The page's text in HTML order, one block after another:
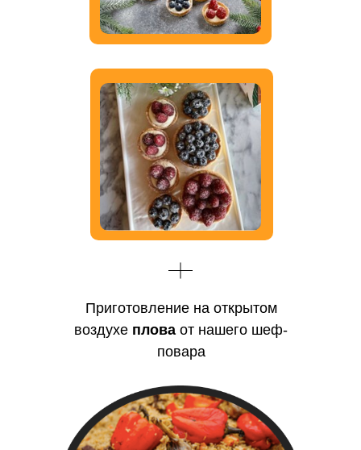
Приготовление на открытом
воздухе плова от нашего шеф-
повара